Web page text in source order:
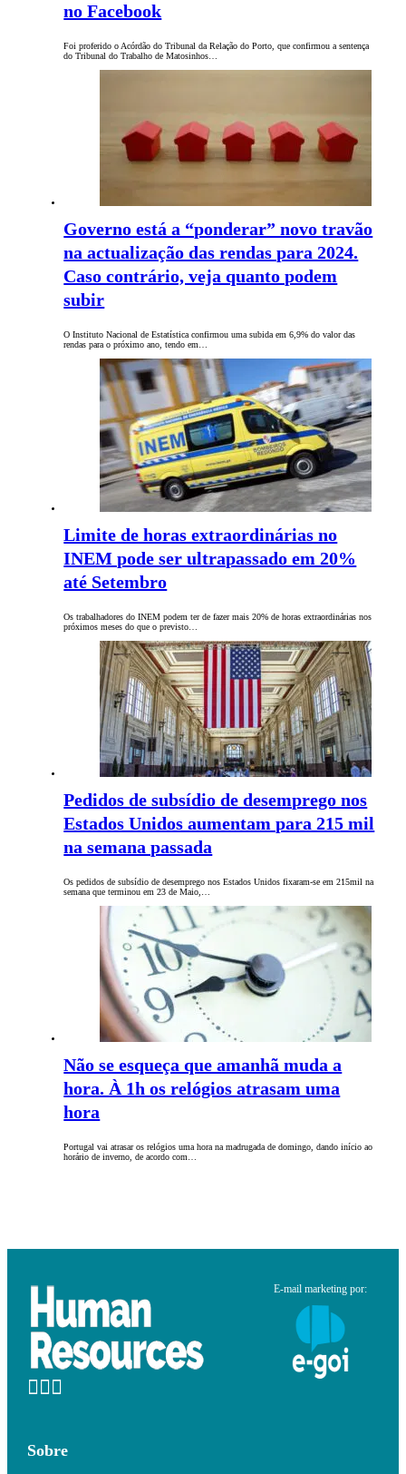
no Facebook
Foi proferido o Acórdão do Tribunal da Relação do Porto, que confirmou a sentença
do Tribunal do Trabalho de Matosinhos…
Governo está a “ponderar” novo travão
na actualização das rendas para 2024.
Caso contrário, veja quanto podem
subir
O Instituto Nacional de Estatística confirmou uma subida em 6,9% do valor das
rendas para o próximo ano, tendo em…
Limite de horas extraordinárias no
INEM pode ser ultrapassado em 20%
até Setembro
Os trabalhadores do INEM podem ter de fazer mais 20% de horas extraordinárias nos
próximos meses do que o previsto…
Pedidos de subsídio de desemprego nos
Estados Unidos aumentam para 215 mil
na semana passada
Os pedidos de subsídio de desemprego nos Estados Unidos fixaram-se em 215mil na
semana que terminou em 23 de Maio,…
Não se esqueça que amanhã muda a
hora. À 1h os relógios atrasam uma
hora
Portugal vai atrasar os relógios uma hora na madrugada de domingo, dando início ao
horário de inverno, de acordo com…
E-mail marketing por:
Sobre